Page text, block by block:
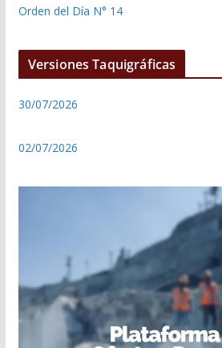
Orden del Día N° 14
Versiones Taquigráficas
30/07/2026
02/07/2026